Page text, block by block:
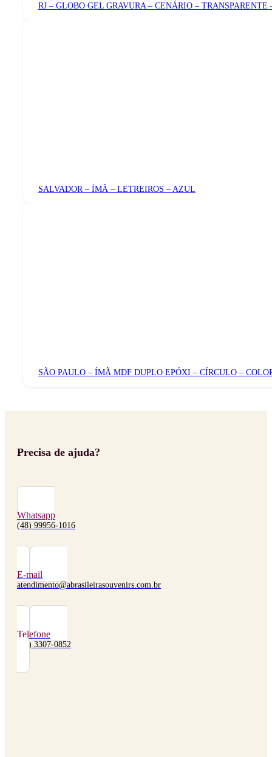
RJ – GLOBO GEL GRAVURA – CENÁRIO – TRANSPARENTE
SALVADOR – ÍMÃ – LETREIROS – AZUL
SÃO PAULO – ÍMÃ MDF DUPLO EPÓXI – CÍRCULO –
Precisa de ajuda?
Whatsapp
(48) 99956-1016
E-mail
atendimento@abrasileirasouvenirs.com.br
Telefone
(48) 3307-0852